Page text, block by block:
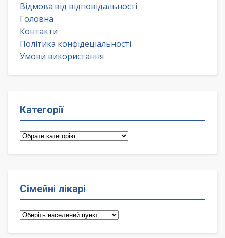
Відмова від відповідальності
Головна
Контакти
Політика конфідеціальності
Умови використання
Категорії
Категорії
Сімейні лікарі
Сімейні